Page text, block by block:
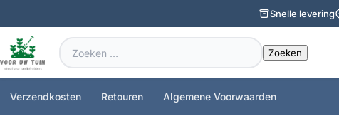
Snelle levering
Zoeken
naar:
Verzendkosten Retouren Algemene Voorwaarden